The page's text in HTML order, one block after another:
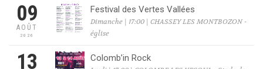
09
AOÛT
2026
Festival des Vertes Vallées
Dimanche | 17:00 | CHASSEY LES MONTBOZON -
église
13 Colomb’in Rock